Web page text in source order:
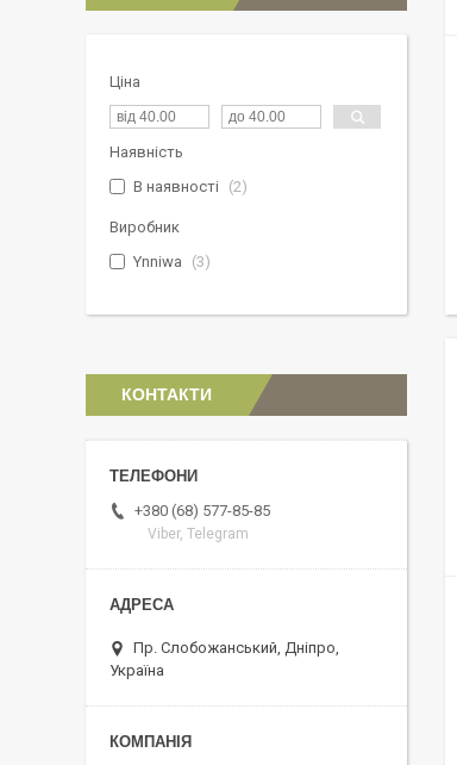
Ціна
Наявність
В наявності
2
Виробник
Ynniwa
3
КОНТАКТИ
+380 (68) 577-85-85
Viber, Telegram
Пр. Слобожанський, Дніпро,
Україна